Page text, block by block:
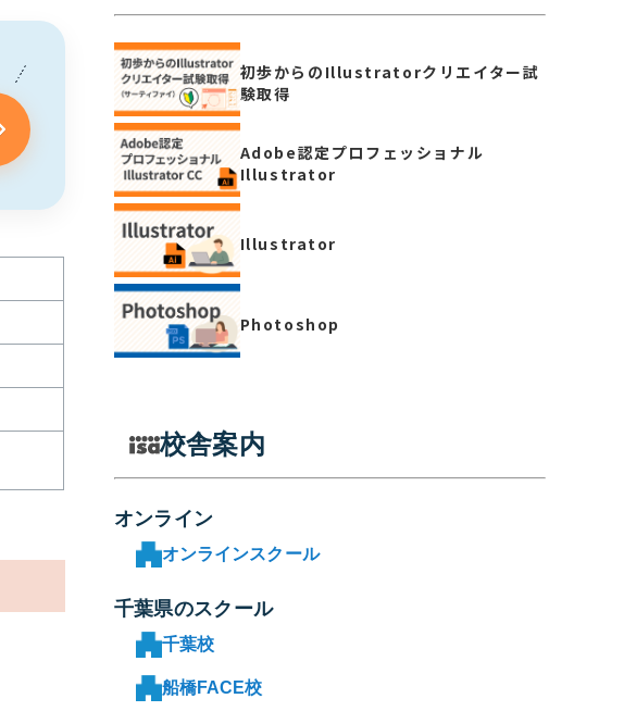
初歩からのIllustratorクリエイター試
験取得
Adobe認定プロフェッショナル
Illustrator
Illustrator
Photoshop
校舎案内
オンライン
オンラインスクール
千葉県のスクール
千葉校
船橋FACE校